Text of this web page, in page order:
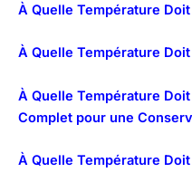
À Quelle Température
À Quelle Température
À Quelle Température
Complet pour une
À Quelle Température